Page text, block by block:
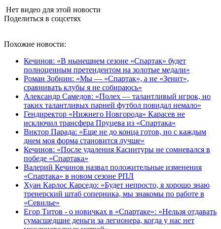
Нет видео для этой новости
Поделиться в соцсетях
Похожие новости:
Кечинов: «В нынешнем сезоне «Спартак» будет
полноценным претендентом на золотые медали»
Роман Зобнин: «Мы — «Спартак», а не «Зенит»,
сравнивать клубы я не собираюсь»
Александр Самедов: «Полех — талантливый игрок, но
таких талантливых парней футбол повидал немало»
Гендиректор «Нижнего Новгорода» Карасев не
исключил трансфера Пруцева из «Спартака»
Виктор Парада: «Еще не до конца готов, но с каждым
днем моя форма становится лучше»
Кечинов: «После удаления Касинтуры не сомневался в
победе «Спартака»
Валерий Кечинов назвал положительные изменения
«Спартака» в новом сезоне РПЛ
Хуан Карлос Карседо: «Будет непросто, я хорошо знаю
тренерский штаб соперника, мы знакомы по работе в
«Севилье»
Егор Титов - о новичках в «Спартаке»: «Нельзя отдавать
сумасшедшие деньги за легионера, когда у нас нет